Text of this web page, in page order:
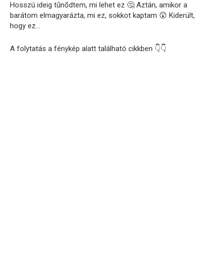
Hosszú ideig tűnődtem, mi lehet ez 🤔 Aztán, amikor a
barátom elmagyarázta, mi ez, sokkot kaptam 😲 Kiderült,
hogy ez…
A folytatás a fénykép alatt található cikkben 👇👇